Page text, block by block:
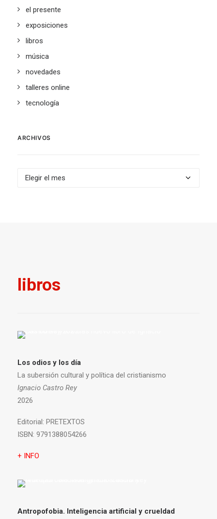
el presente
exposiciones
libros
música
novedades
talleres online
tecnología
ARCHIVOS
Archivos
libros
Los odios y los día
La subersión cultural y política del cristianismo
Ignacio Castro Rey
2026
Editorial: PRETEXTOS
ISBN: 9791388054266
+ INFO
Antropofobia. Inteligencia artificial y crueldad